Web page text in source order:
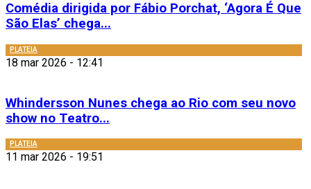
Comédia dirigida por Fábio Porchat, ‘Agora É Que
São Elas’ chega...
PLATEIA
18 mar 2026 - 12:41
Whindersson Nunes chega ao Rio com seu novo
show no Teatro...
PLATEIA
11 mar 2026 - 19:51